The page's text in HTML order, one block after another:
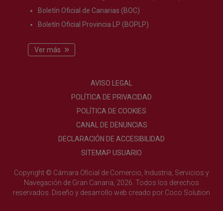
Boletín Oficial de Canarias (BOC)
Boletín Oficial Provincia LP (BOPLP)
Ver más
AVISO LEGAL
POLÍTICA DE PRIVACIDAD
POLÍTICA DE COOKIES
CANAL DE DENUNCIAS
DECLARACIÓN DE ACCESIBILIDAD
SITEMAP USUARIO
Copyright © Cámara Oficial de Comercio, Industria, Servicios y
Navegación de Gran Canaria, 2026. Todos los derechos
reservados. Diseño y desarrollo web creado por Coco Solution